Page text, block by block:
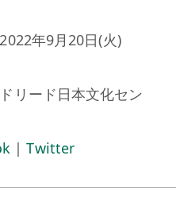
年9月20日(火)
リード日本文化セン
|Twitter